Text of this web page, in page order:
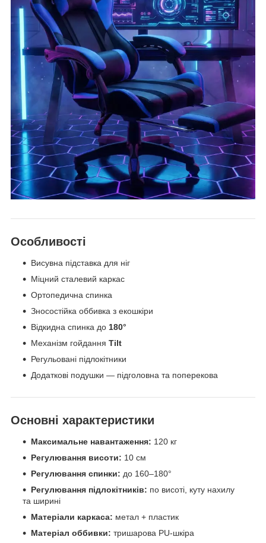
Особливості
Висувна підставка для ніг
Міцний сталевий каркас
Ортопедична спинка
Зносостійка оббивка з екошкіри
Відкидна спинка до 180°
Механізм гойдання Tilt
Регульовані підлокітники
Додаткові подушки — підголовна та поперекова
Основні характеристики
Максимальне навантаження: 120 кг
Регулювання висоти: 10 см
Регулювання спинки: до 160–180°
Регулювання підлокітників: по висоті, куту нахилу
та ширині
Матеріали каркаса: метал + пластик
Матеріал оббивки: тришарова PU-шкіра